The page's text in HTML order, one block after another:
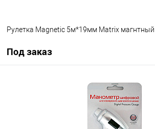
Рулетка Magnetic 5м*19мм Matrix магнтный
Под заказ
Под заказ
Под